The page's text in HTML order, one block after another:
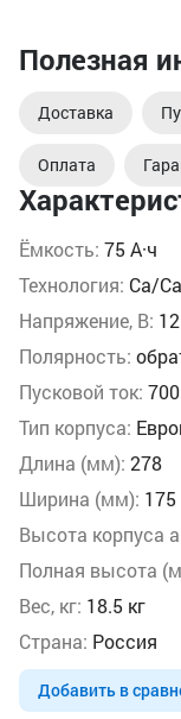
Ёмкость: 75 А·ч
Технология: Ca/Ca
Напряжение, В: 12
Полярность:
Пусковой ток:
Тип корпуса:
Длина (мм): 278
Ширина (мм): 175
Высота корпуса
Полная высота
Вес, кг: 18.5 кг
Страна: Россия
Добавить в
Полезная
Доставка
Оплата